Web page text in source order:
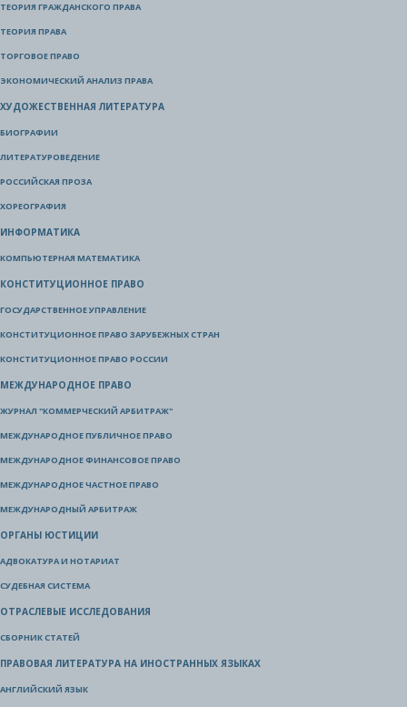
ТЕОРИЯ ГРАЖДАНСКОГО ПРАВА
ТЕОРИЯ ПРАВА
ТОРГОВОЕ ПРАВО
ЭКОНОМИЧЕСКИЙ АНАЛИЗ ПРАВА
ХУДОЖЕСТВЕННАЯ ЛИТЕРАТУРА
БИОГРАФИИ
ЛИТЕРАТУРОВЕДЕНИЕ
РОССИЙСКАЯ ПРОЗА
ХОРЕОГРАФИЯ
ИНФОРМАТИКА
КОМПЬЮТЕРНАЯ МАТЕМАТИКА
КОНСТИТУЦИОННОЕ ПРАВО
ГОСУДАРСТВЕННОЕ УПРАВЛЕНИЕ
КОНСТИТУЦИОННОЕ ПРАВО ЗАРУБЕЖНЫХ СТРАН
КОНСТИТУЦИОННОЕ ПРАВО РОССИИ
МЕЖДУНАРОДНОЕ ПРАВО
ЖУРНАЛ "КОММЕРЧЕСКИЙ АРБИТРАЖ"
МЕЖДУНАРОДНОЕ ПУБЛИЧНОЕ ПРАВО
МЕЖДУНАРОДНОЕ ФИНАНСОВОЕ ПРАВО
МЕЖДУНАРОДНОЕ ЧАСТНОЕ ПРАВО
МЕЖДУНАРОДНЫЙ АРБИТРАЖ
ОРГАНЫ ЮСТИЦИИ
АДВОКАТУРА И НОТАРИАТ
СУДЕБНАЯ СИСТЕМА
ОТРАСЛЕВЫЕ ИССЛЕДОВАНИЯ
СБОРНИК СТАТЕЙ
ПРАВОВАЯ ЛИТЕРАТУРА НА ИНОСТРАННЫХ ЯЗЫКАХ
АНГЛИЙСКИЙ ЯЗЫК